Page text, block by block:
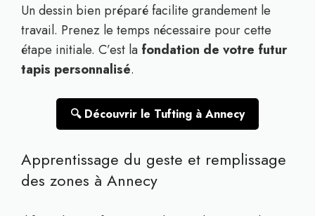
Un dessin bien préparé facilite grandement le
travail. Prenez le temps nécessaire pour cette
étape initiale. C’est la fondation de votre futur
tapis personnalisé.
🔍 Découvrir le Tufting à Annecy
Apprentissage du geste et remplissage
des zones à Annecy